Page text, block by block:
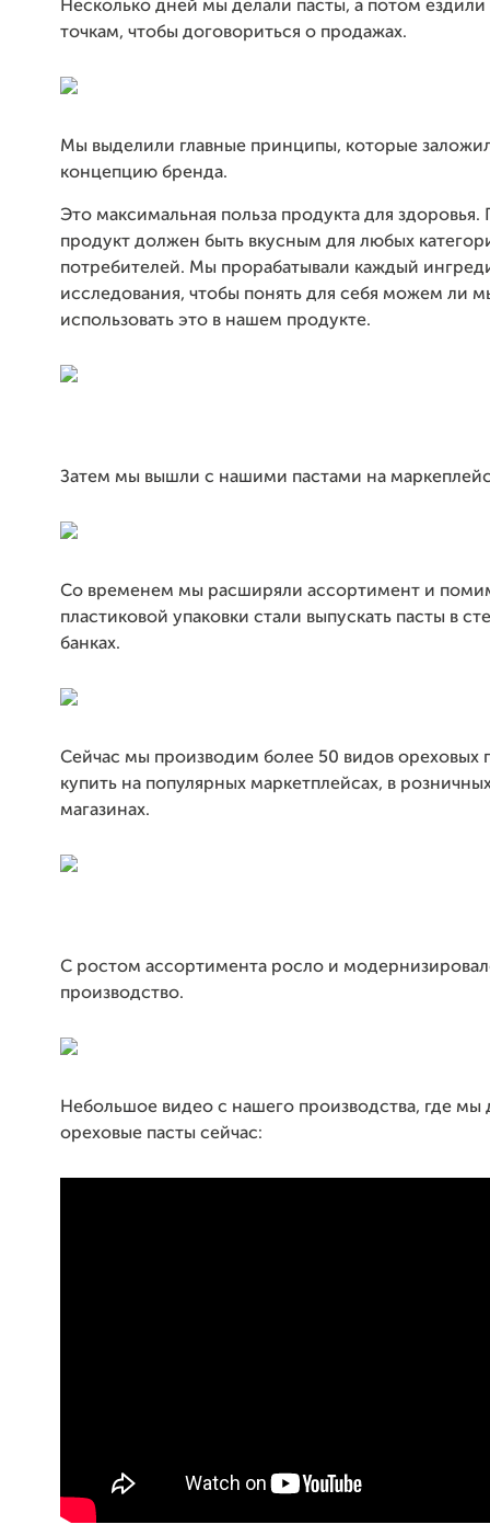
Несколько дней мы делали пасты, а потом
точкам, чтобы договориться о продажах.
Мы выделили главные принципы, которые
концепцию бренда.
Это максимальная польза продукта для
продукт должен быть вкусным для любых
потребителей. Мы прорабатывали каждый
исследования, чтобы понять для себя можем ли
использовать это в нашем продукте.
Затем мы вышли с нашими пастами на
Со временем мы расширяли ассортимент и
пластиковой упаковки стали выпускать пасты в
банках.
Сейчас мы производим более 50 видов ореховых
купить на популярных маркетплейсах, в
магазинах.
С ростом ассортимента росло и
производство.
Небольшое видео с нашего производства, где мы
ореховые пасты сейчас: